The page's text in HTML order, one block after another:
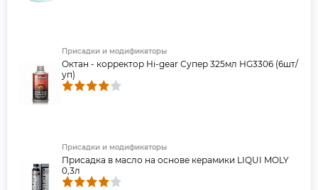
Присадки и модификаторы
Октан - корректор Hi-gear Супер 325мл HG3306 (6шт/
уп)
Присадки и модификаторы
Присадка в масло на основе керамики LIQUI MOLY
0,3л